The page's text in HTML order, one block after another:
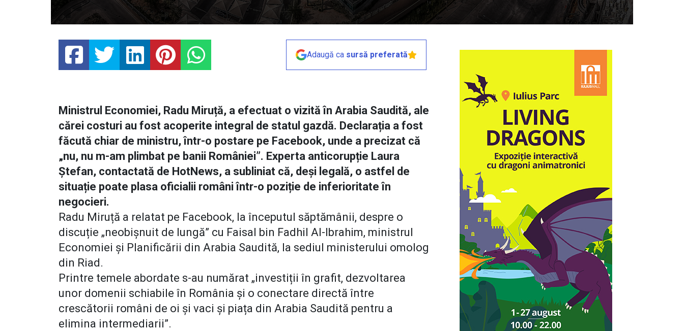
Adaugă ca sursă preferată
Ministrul Economiei, Radu Miruță, a efectuat o vizită în Arabia Saudită, ale
cărei costuri au fost acoperite integral de statul gazdă. Declarația a fost
făcută chiar de ministru, într-o postare pe Facebook, unde a precizat că
„nu, nu m-am plimbat pe banii României”. Experta anticorupție Laura
Ștefan, contactată de HotNews, a subliniat că, deși legală, o astfel de
situație poate plasa oficialii români într-o poziție de inferioritate în
negocieri.
Radu Miruță a relatat pe Facebook, la începutul săptămânii, despre o
discuție „neobișnuit de lungă” cu Faisal bin Fadhil Al-Ibrahim, ministrul
Economiei și Planificării din Arabia Saudită, la sediul ministerului omolog
din Riad.
Printre temele abordate s-au numărat „investiții în grafit, dezvoltarea
unor domenii schiabile în România și o conectare directă între
crescătorii români de oi și vaci și piața din Arabia Saudită pentru a
elimina intermediarii”.